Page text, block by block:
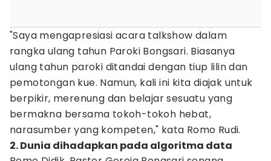
"Saya mengapresiasi acara talkshow dalam
rangka ulang tahun Paroki Bongsari. Biasanya
ulang tahun paroki ditandai dengan tiup lilin dan
pemotongan kue. Namun, kali ini kita diajak untuk
berpikir, merenung dan belajar sesuatu yang
bermakna bersama tokoh-tokoh hebat,
narasumber yang kompeten," kata Romo Rudi.
2. Dunia dihadapkan pada algoritma data